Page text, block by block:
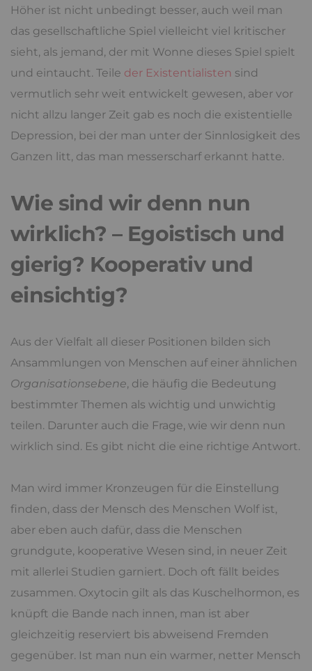
Höher ist nicht unbedingt besser, auch weil man
das gesellschaftliche Spiel vielleicht viel kritischer
sieht, als jemand, der mit Wonne dieses Spiel spielt
und eintaucht. Teile der Existentialisten sind
vermutlich sehr weit entwickelt gewesen, aber vor
nicht allzu langer Zeit gab es noch die existentielle
Depression, bei der man unter der Sinnlosigkeit des
Ganzen litt, das man messerscharf erkannt hatte.
Wie sind wir denn nun
wirklich? – Egoistisch und
gierig? Kooperativ und
einsichtig?
Aus der Vielfalt all dieser Positionen bilden sich
Ansammlungen von Menschen auf einer ähnlichen
Organisationsebene, die häufig die Bedeutung
bestimmter Themen als wichtig und unwichtig
teilen. Darunter auch die Frage, wie wir denn nun
wirklich sind. Es gibt nicht die eine richtige Antwort.
Man wird immer Kronzeugen für die Einstellung
finden, dass der Mensch des Menschen Wolf ist,
aber eben auch dafür, dass die Menschen
grundgute, kooperative Wesen sind, in neuer Zeit
mit allerlei Studien garniert. Doch oft fällt beides
zusammen. Oxytocin gilt als das Kuschelhormon, es
knüpft die Bande nach innen, man ist aber
gleichzeitig reserviert bis abweisend Fremden
gegenüber. Ist man nun ein warmer, netter Mensch